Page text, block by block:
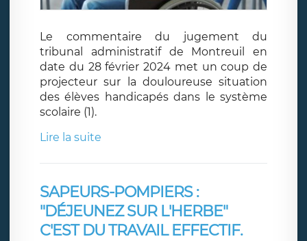
Le commentaire du jugement du
tribunal administratif de Montreuil en
date du 28 février 2024 met un coup de
projecteur sur la douloureuse situation
des élèves handicapés dans le système
scolaire (1).
Lire la suite
SAPEURS-POMPIERS :
"DÉJEUNEZ SUR L'HERBE"
C'EST DU TRAVAIL EFFECTIF.